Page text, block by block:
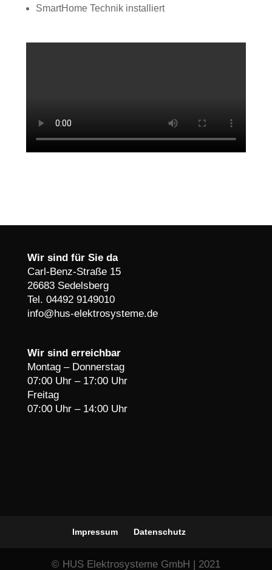
SmartHome Technik installiert
Wir sind für Sie da
Carl-Benz-Straße 15
26683 Sedelsberg
Tel. 04492 9149010
info@hus-elektrosysteme.de
Wir sind erreichbar
Montag – Donnerstag
07:00 Uhr – 17:00 Uhr
Freitag
07:00 Uhr – 14:00 Uhr
Impressum Datenschutz
© HUS Elektrosysteme GmbH | 2021